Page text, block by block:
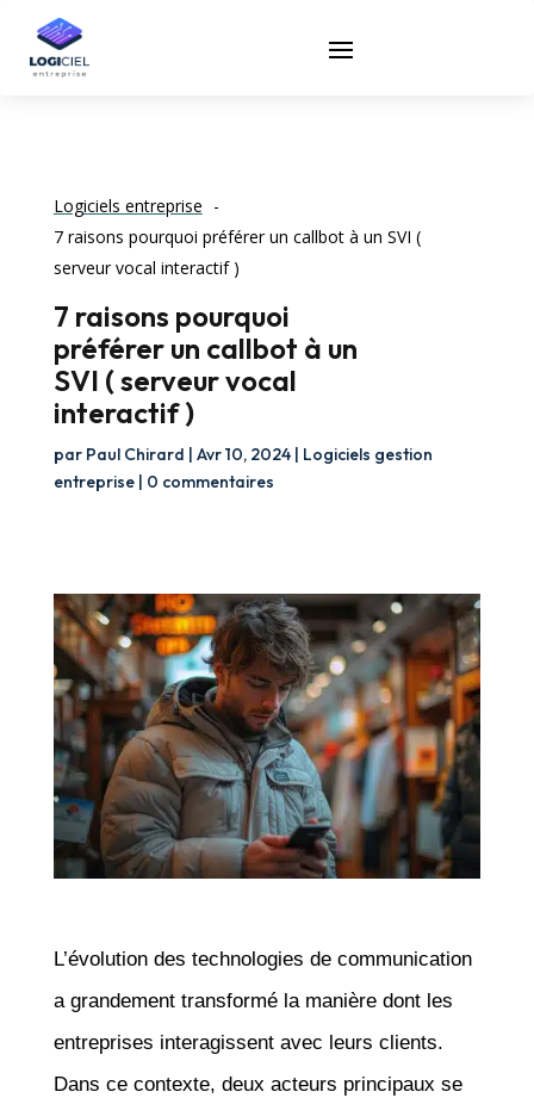
Logiciels entreprise
7 raisons pourquoi préférer un callbot à un SVI (
serveur vocal interactif )
7 raisons pourquoi
préférer un callbot à un
SVI ( serveur vocal
interactif )
par Paul Chirard | Avr 10, 2024| Logiciels gestion
entreprise| 0 commentaires
L’évolution des technologies de communication
a grandement transformé la manière dont les
entreprises interagissent avec leurs clients.
Dans ce contexte, deux acteurs principaux se